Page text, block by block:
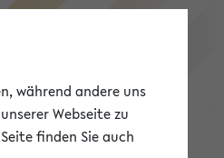
eKVV
während andere uns
Webseite zu
finden Sie auch